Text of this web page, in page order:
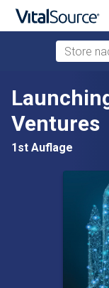
Zum Hauptinhalt
Store
Ventures
1st Auflage